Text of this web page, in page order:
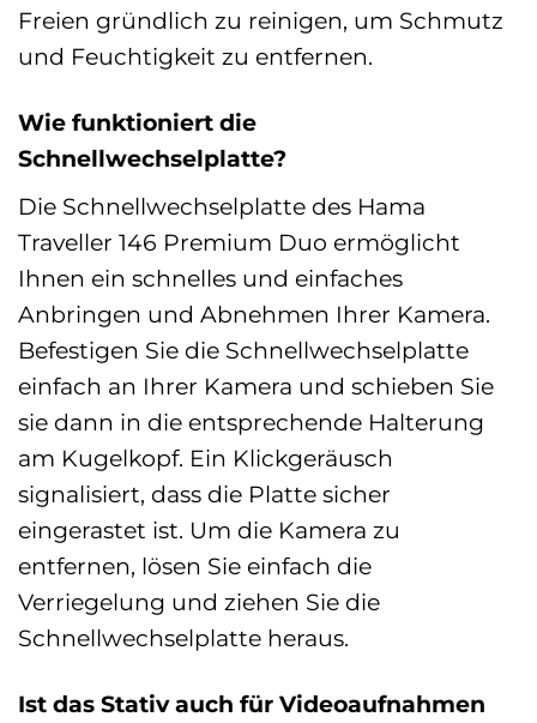
Freien gründlich zu reinigen, um Schmutz
und Feuchtigkeit zu entfernen.
Wie funktioniert die
Schnellwechselplatte?
Die Schnellwechselplatte des Hama
Traveller 146 Premium Duo ermöglicht
Ihnen ein schnelles und einfaches
Anbringen und Abnehmen Ihrer Kamera.
Befestigen Sie die Schnellwechselplatte
einfach an Ihrer Kamera und schieben Sie
sie dann in die entsprechende Halterung
am Kugelkopf. Ein Klickgeräusch
signalisiert, dass die Platte sicher
eingerastet ist. Um die Kamera zu
entfernen, lösen Sie einfach die
Verriegelung und ziehen Sie die
Schnellwechselplatte heraus.
Ist das Stativ auch für Videoaufnahmen